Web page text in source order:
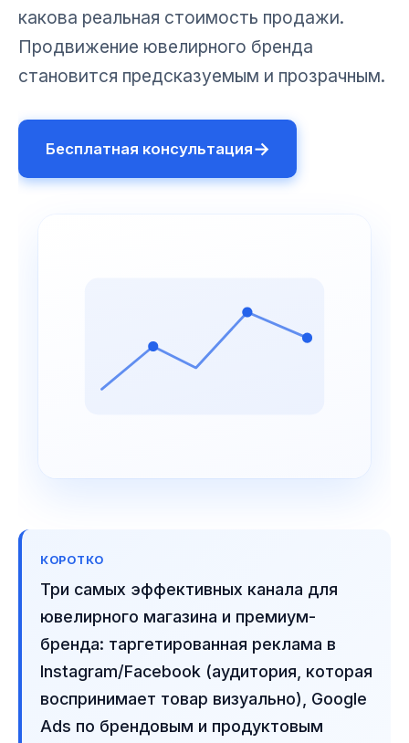
какова реальная стоимость продажи.
Продвижение ювелирного бренда
становится предсказуемым и прозрачным.
Бесплатная консультация→
КОРОТКО
Три самых эффективных канала для
ювелирного магазина и премиум-
бренда: таргетированная реклама в
Instagram/Facebook (аудитория, которая
воспринимает товар визуально), Google
Ads по брендовым и продуктовым